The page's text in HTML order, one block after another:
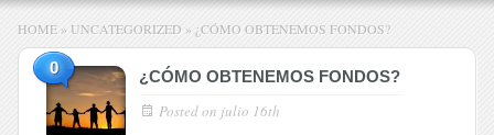
HOME » UNCATEGORIZED » ¿CÓMO OBTENEMOS FONDOS?
0 ¿CÓMO OBTENEMOS FONDOS?
Posted on julio 16th